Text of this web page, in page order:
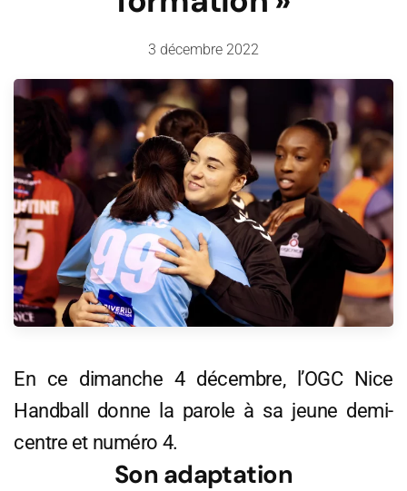
3 décembre 2022
En ce dimanche 4 décembre, l’OGC Nice
Handball donne la parole à sa jeune demi-
centre et numéro 4.
Son adaptation